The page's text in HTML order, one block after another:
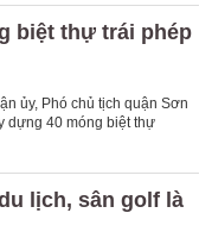
biệt thự trái phép
ủy, Phó chủ tịch quận Sơn
dựng 40 móng biệt thự
lịch, sân golf là